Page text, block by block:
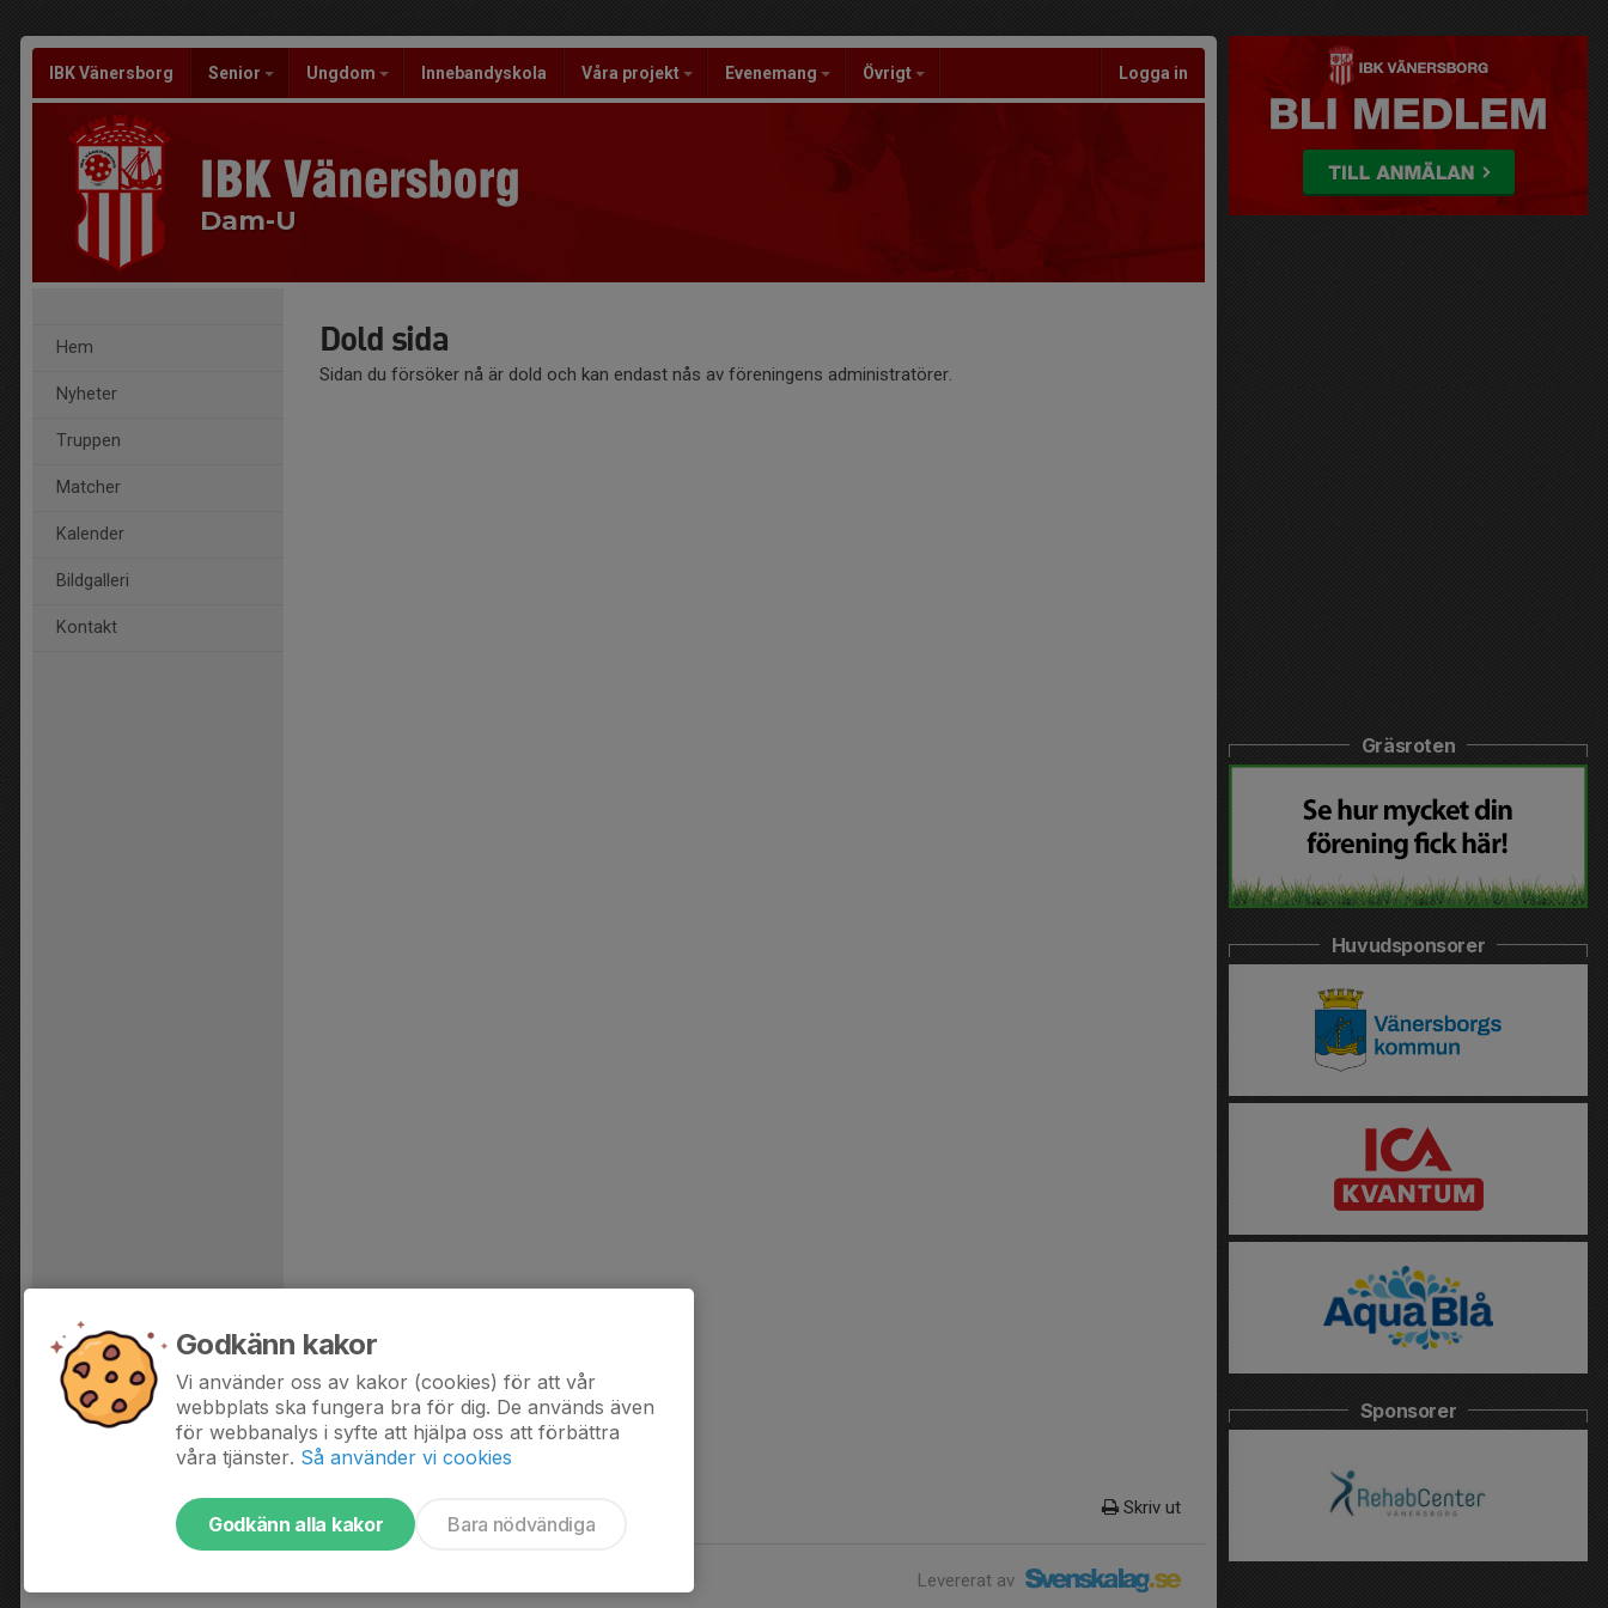
IBK Vänersborg Senior Ungdom Innebandyskola Våra projekt Evenemang Övrigt Logga in
Dam-U
Hem
Nyheter
Truppen
Matcher
Kalender
Bildgalleri
Kontakt
Dold sida
Sidan du försöker nå är dold och kan endast nås av föreningens administratörer.
Skriv ut
Levererat av
Gräsroten
Huvudsponsorer
Sponsorer
Godkänn kakor
Vi använder oss av kakor (cookies) för att vår
webbplats ska fungera bra för dig. De används även
för webbanalys i syfte att hjälpa oss att förbättra
våra tjänster. Så använder vi cookies
Godkänn alla kakor Bara nödvändiga